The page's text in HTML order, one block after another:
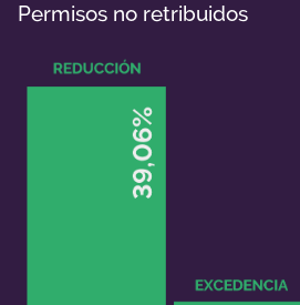
Permisos no retribuidos